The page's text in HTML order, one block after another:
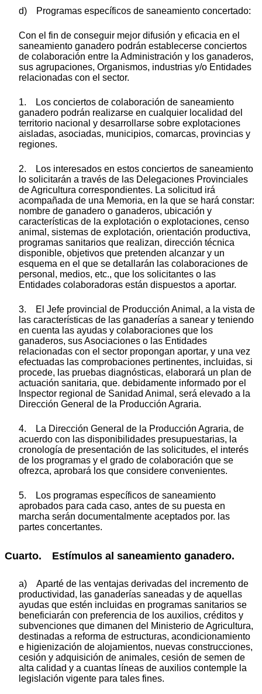
d) Programas específicos de saneamiento concertado:
Con el fin de conseguir mejor difusión y eficacia en el
saneamiento ganadero podrán establecerse conciertos
de colaboración entre la Administración y los ganaderos,
sus agrupaciones, Organismos, industrias y/o Entidades
relacionadas con el sector.
1. Los conciertos de colaboración de saneamiento
ganadero podrán realizarse en cualquier localidad del
territorio nacional y desarrollarse sobre explotaciones
aisladas, asociadas, municipios, comarcas, provincias y
regiones.
2. Los interesados en estos conciertos de saneamiento
lo solicitarán a través de las Delegaciones Provinciales
de Agricultura correspondientes. La solicitud irá
acompañada de una Memoria, en la que se hará constar:
nombre de ganadero o ganaderos, ubicación y
características de la explotación o explotaciones, censo
animal, sistemas de explotación, orientación productiva,
programas sanitarios que realizan, dirección técnica
disponible, objetivos que pretenden alcanzar y un
esquema en el que se detallarán las colaboraciones de
personal, medios, etc., que los solicitantes o las
Entidades colaboradoras están dispuestos a aportar.
3. El Jefe provincial de Producción Animal, a la vista de
las características de las ganaderías a sanear y teniendo
en cuenta las ayudas y colaboraciones que los
ganaderos, sus Asociaciones o las Entidades
relacionadas con el sector propongan aportar, y una vez
efectuadas las comprobaciones pertinentes, incluidas, si
procede, las pruebas diagnósticas, elaborará un plan de
actuación sanitaria, que. debidamente informado por el
Inspector regional de Sanidad Animal, será elevado a la
Dirección General de la Producción Agraria.
4. La Dirección General de la Producción Agraria, de
acuerdo con las disponibilidades presupuestarias, la
cronología de presentación de las solicitudes, el interés
de los programas y el grado de colaboración que se
ofrezca, aprobará los que considere convenientes.
5. Los programas específicos de saneamiento
aprobados para cada caso, antes de su puesta en
marcha serán documentalmente aceptados por. las
partes concertantes.
Cuarto. Estímulos al saneamiento ganadero.
a) Aparté de las ventajas derivadas del incremento de
productividad, las ganaderías saneadas y de aquellas
ayudas que estén incluidas en programas sanitarios se
beneficiarán con preferencia de los auxilios, créditos y
subvenciones que dimanen del Ministerio de Agricultura,
destinadas a reforma de estructuras, acondicionamiento
e higienización de alojamientos, nuevas construcciones,
cesión y adquisición de animales, cesión de semen de
alta calidad y a cuantas líneas de auxilios contemple la
legislación vigente para tales fines.